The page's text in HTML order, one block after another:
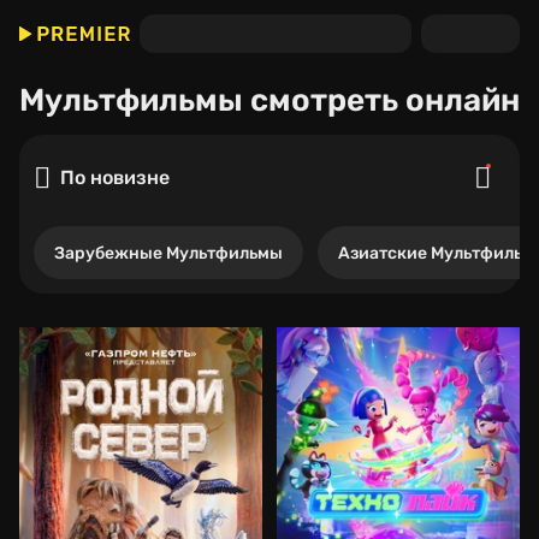
Мультфильмы смотреть онлайн
По новизне
Зарубежные Мультфильмы Азиатские